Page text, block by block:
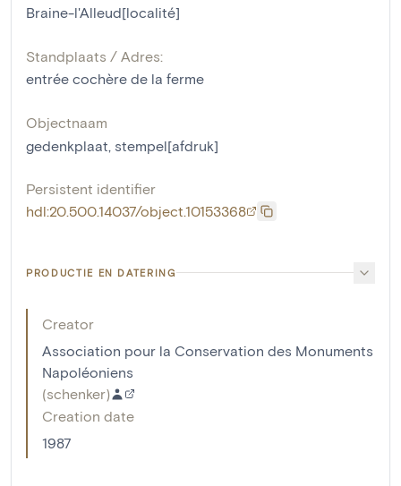
Braine-l'Alleud[localité]
Standplaats / Adres:
entrée cochère de la ferme
Objectnaam
gedenkplaat stempel[afdruk]
Persistent identifier
hdl:20.500.14037/object.10153368
PRODUCTIE EN DATERING
Creator
Association pour la Conservation des Monuments
Napoléoniens
(schenker)
Creation date
1987